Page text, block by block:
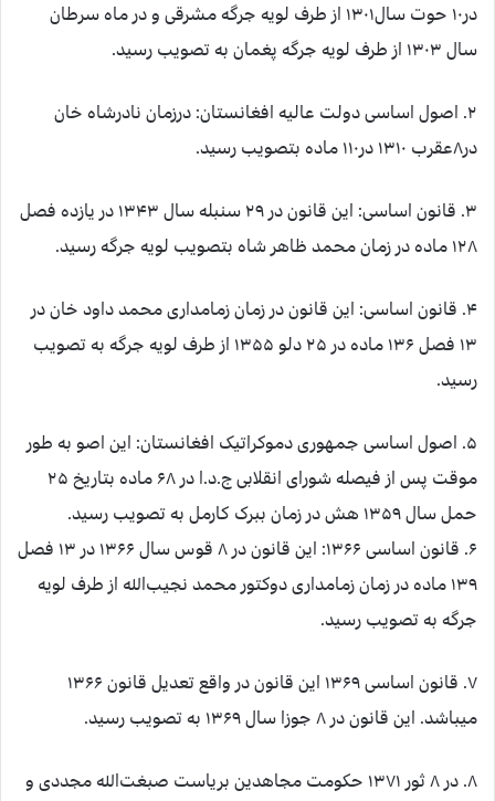
در۱۰ حوت سال۱۳۰۱ از طرف لویه جرگه مشرقی و در ماه سرطان
سال ۱۳۰۳ از طرف لویه جرگه پغمان به تصویب رسید.
۲. اصول اساسی دولت عالیه افغانستان: درزمان نادرشاه خان
در۸عقرب ۱۳۱۰ در۱۱۰ ماده بتصویب رسید.
۳. قانون اساسی: این قانون در ۲۹ سنبله سال ۱۳۴۳ در یازده فصل
۱۲۸ ماده در زمان محمد ظاهر شاه بتصویب لویه جرگه رسید.
۴. قانون اساسی: این قانون در زمان زمامداری محمد داود خان در
۱۳ فصل ۱۳۶ ماده در ۲۵ دلو ۱۳۵۵ از طرف لویه جرگه به تصویب
رسید.
۵. اصول اساسی جمهوری دموکراتیک افغانستان: این اصو به طور
موقت پس از فیصله شورای انقلابی ج.د.ا در ۶۸ ماده بتاریخ ۲۵
حمل سال ۱۳۵۹ ه‏ش در زمان ببرک کارمل به تصویب رسید.
۶. قانون اساسی ۱۳۶۶: این قانون در ۸ قوس سال ۱۳۶۶ در ۱۳ فصل
۱۳۹ ماده در زمان زمامداری دوکتور محمد نجیب‌الله از طرف لویه
جرگه به تصویب رسید.
۷. قانون اساسی ۱۳۶۹ این قانون در واقع تعدیل قانون ۱۳۶۶
می‏باشد. این قانون در ۸ جوزا سال ۱۳۶۹ به تصویب رسید.
۸. در ۸ ثور ۱۳۷۱ حکومت مجاهدین بریاست صبغت‌الله مجددی و